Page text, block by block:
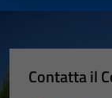
Contatta il